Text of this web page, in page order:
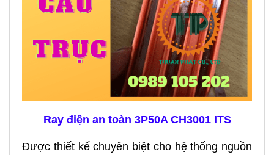
Ray điện an toàn 3P50A CH3001 ITS
Được thiết kế chuyên biệt cho hệ thống nguồn